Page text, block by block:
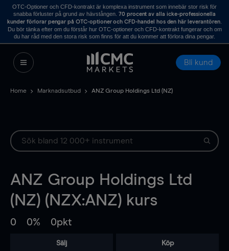
OTC-Optioner och CFD-kontrakt är komplexa instrument som innebär stor risk för
snabba förluster på grund av hävstången. 70 procent av alla icke-professionella
kunder förlorar pengar på OTC-optioner och CFD-handel hos den här leverantören.
Du bör tänka efter om du förstår hur OTC-optioner och CFD-kontrakt fungerar och om
du har råd med den stora risk som finns för att du kommer att förlora dina pengar.
Bli kund
Home Marknadsutbud ANZ Group Holdings Ltd (NZ)
ANZ Group Holdings Ltd
(NZ) (NZX:ANZ) kurs
0 0% 0pkt
Sälj Köp